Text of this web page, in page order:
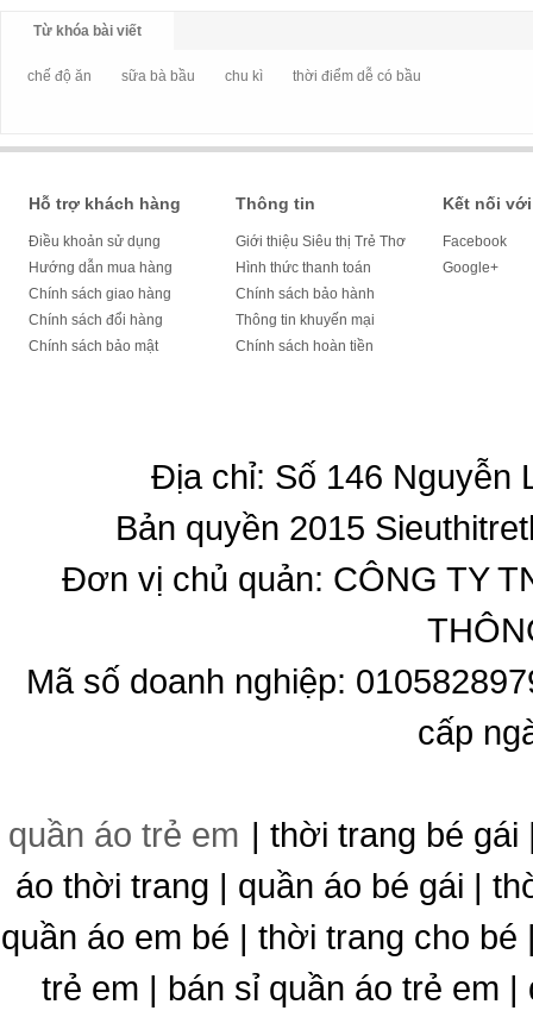
Từ khóa bài viết
chế độ ăn sữa bà bầu chu kì thời điểm dễ có bầu
Hỗ trợ khách hàng
Điều khoản sử dụng
Hướng dẫn mua hàng
Chính sách giao hàng
Chính sách đổi hàng
Chính sách bảo mật
Thông tin
Giới thiệu Siêu thị Trẻ Thơ
Hình thức thanh toán
Chính sách bảo hành
Thông tin khuyến mại
Chính sách hoàn tiền
Kết nối
Facebook
Google+
Địa chỉ: Số 146 Nguyễn
Bản quyền 2015
Đơn vị chủ quản: CÔNG TY
Mã số doanh nghiệp:
cấp
quần áo trẻ em | thời trang bé gái
áo thời trang | quần áo bé gái |
quần áo em bé | thời trang cho
trẻ em | bán sỉ quần áo trẻ em